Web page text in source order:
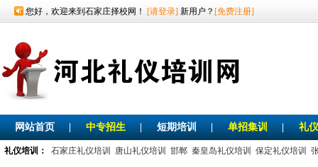
您好，欢迎来到石家庄择校网！ [请登录] 新用户？ [免费注册]
网站首页 中专招生 短期培训 单招集训 礼
礼仪培训： 石家庄礼仪培训 唐山礼仪培训 邯郸 秦皇岛礼仪培训 保定礼仪培训